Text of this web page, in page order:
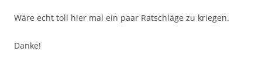
Wäre echt toll hier mal ein paar Ratschläge zu kriegen.
Danke!